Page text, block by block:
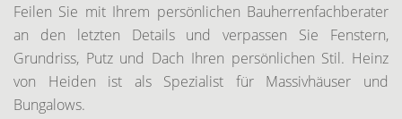
Feilen Sie mit Ihrem persönlichen Bauherrenfachberater
an den letzten Details und verpassen Sie Fenstern,
Grundriss, Putz und Dach Ihren persönlichen Stil. Heinz
von Heiden ist als Spezialist für Massivhäuser und
Bungalows.